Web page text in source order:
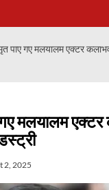
पाए गए मलयालम एक्टर
मलयालम
2, 2025